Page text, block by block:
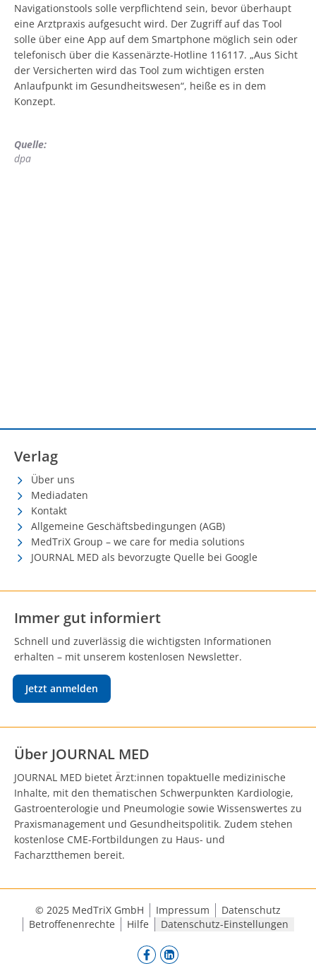
Navigationstools solle verpflichtend sein, bevor überhaupt
eine Arztpraxis aufgesucht wird. Der Zugriff auf das Tool
solle über eine App auf dem Smartphone möglich sein oder
telefonisch über die Kassenärzte-Hotline 116117. „Aus Sicht
der Versicherten wird das Tool zum wichtigen ersten
Anlaufpunkt im Gesundheitswesen“, heiße es in dem
Konzept.
Quelle:
dpa
Verlag
Über uns
Mediadaten
Kontakt
Allgemeine Geschäftsbedingungen (AGB)
MedTriX Group – we care for media solutions
JOURNAL MED als bevorzugte Quelle bei Google
Immer gut informiert
Schnell und zuverlässig die wichtigsten Informationen
erhalten – mit unserem kostenlosen Newsletter.
Jetzt anmelden
Über JOURNAL MED
JOURNAL MED bietet Ärzt:innen topaktuelle medizinische
Inhalte, mit den thematischen Schwerpunkten Kardiologie,
Gastroenterologie und Pneumologie sowie Wissenswertes zu
Praxismanagement und Gesundheitspolitik. Zudem stehen
kostenlose CME-Fortbildungen zu Haus- und
Facharztthemen bereit.
© 2025 MedTriX GmbH Impressum
Datenschutz
Betroffenenrechte
Hilfe Datenschutz-Einstellungen